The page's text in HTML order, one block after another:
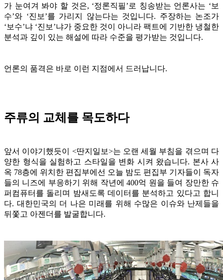
가 눈여겨 봐야 할 것은, ‘정론직필’로 칭송받는 언론사는 ‘보
수’와 ‘진보’를 가리지 않는다는 것입니다. 주장하는 논조가
‘보수’냐 ‘진보’냐가 중요한 것이 아니라 팩트에 기반한 냉철한
분석과 깊이 있는 해설에 따라 수준을 평가받는 것입니다.
언론의 품격은 바로 이런 지점에서 드러납니다.
주류의 교체를 목도하다
앞서 이야기했듯이 <딴지일보>는 오랜 세월 부침을 겪으며 다
양한 형식을 실험하고 스타일을 변화 시켜 왔습니다. 본사 사
옥 78층에 위치한 편집부에선 오늘 밤도 편집부 기자들이 독자
들의 니즈에 부응하기 위해 작년에 400억 원을 들여 장만한 슈
퍼컴퓨터를 돌리며 밤새도록 데이터를 분석하고 있다고 합니
다. 대한민국의 더 나은 미래를 위해 수많은 이슈와 난제들을
뒤쫓고 아젠더를 발굴합니다.